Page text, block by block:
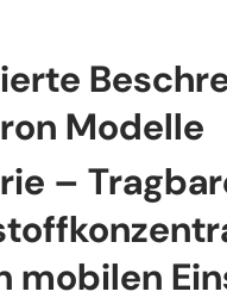
Modelle
–
mobilen